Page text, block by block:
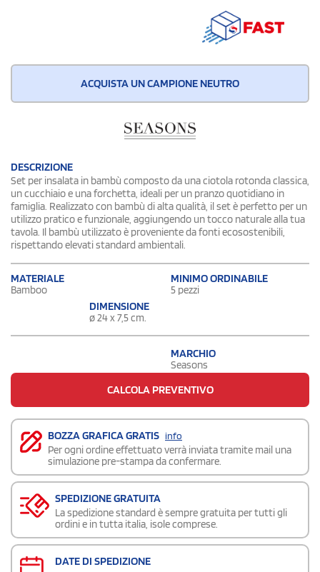
ACQUISTA UN CAMPIONE NEUTRO
DESCRIZIONE
Set per insalata in bambù composto da una ciotola rotonda classica,
un cucchiaio e una forchetta, ideali per un pranzo quotidiano in
famiglia. Realizzato con bambù di alta qualità, il set è perfetto per un
utilizzo pratico e funzionale, aggiungendo un tocco naturale alla tua
tavola. Il bambù utilizzato è proveniente da fonti ecosostenibili,
rispettando elevati standard ambientali.
MATERIALE
Bamboo
MINIMO ORDINABILE
5 pezzi
DIMENSIONE
ø 24 x 7,5 cm.
MARCHIO
Seasons
CALCOLA PREVENTIVO
BOZZA GRAFICA GRATIS info
Per ogni ordine effettuato verrà inviata tramite mail una
simulazione pre-stampa da confermare.
SPEDIZIONE GRATUITA
La spedizione standard è sempre gratuita per tutti gli
ordini e in tutta italia, isole comprese.
DATE DI SPEDIZIONE